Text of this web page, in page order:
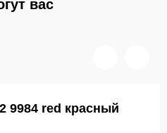
вас
9984 red красный